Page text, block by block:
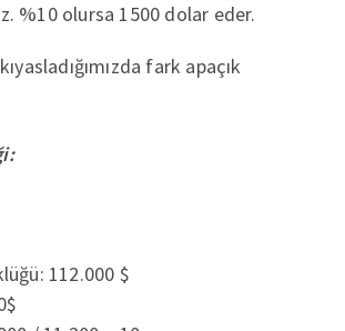
%10 olursa 1500 dolar eder.
fark apaçık
112.000 $